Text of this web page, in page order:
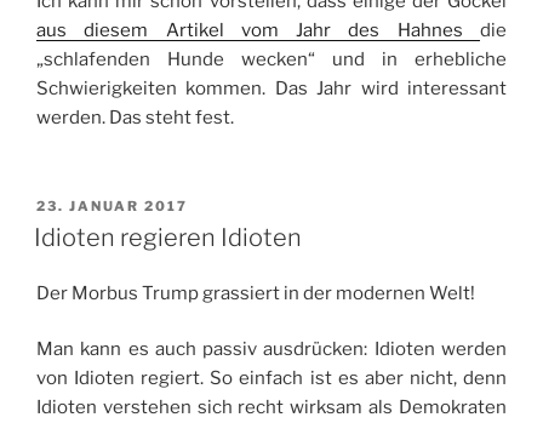
aus diesem Artikel vom Jahr des Hahnes die
„schlafenden Hunde wecken“ und in erhebliche
Schwierigkeiten kommen. Das Jahr wird interessant
werden. Das steht fest.
VERÖFFENTLICHT
AM
23. JANUAR 2017
Idioten regieren Idioten
Der Morbus Trump grassiert in der modernen Welt!
Man kann es auch passiv ausdrücken: Idioten werden
von Idioten regiert. So einfach ist es aber nicht, denn
Idioten verstehen sich recht wirksam als Demokraten